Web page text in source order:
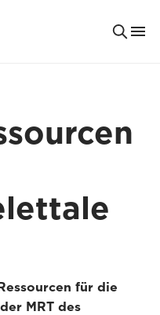
für die
MRT des